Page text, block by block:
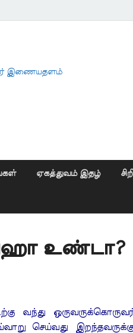
ஓர் இணையதளம்
ஏகத்துவம் இதழ்
உண்டா?
வந்து
செய்வது